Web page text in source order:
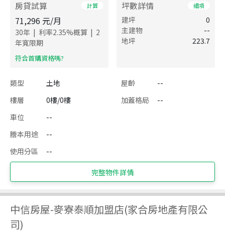
房貸試算 計算
71,296 元/月
30年 | 利率2.35%概算 | 2
年寬限期
​符合首購資格嗎?
坪數詳情 細項
建坪
0
主建物
--
地坪
223.7
類型 土地 屋齡
--
樓層
0樓/0樓 加蓋格局
--
車位
--
謄本用途
--
使用分區
--
完整物件詳情
中信房屋-麥寮泰順加盟店(家合房地產有限公
司)